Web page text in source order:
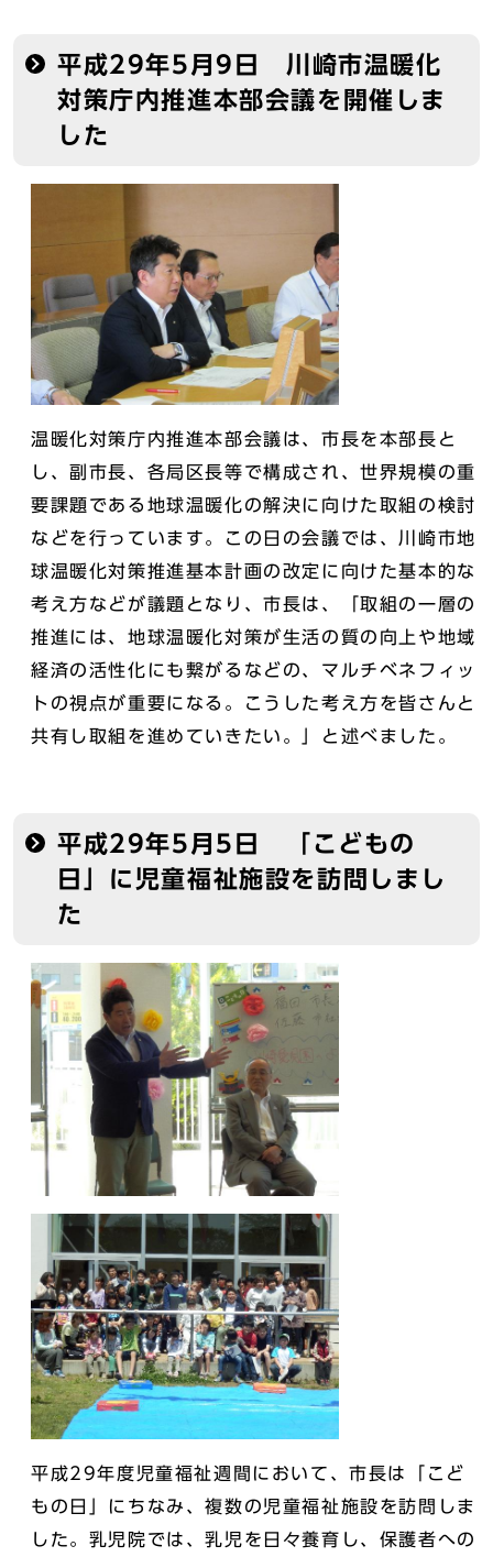
平成29年5月9日 川崎市温暖化
対策庁内推進本部会議を開催しま
した
温暖化対策庁内推進本部会議は、市長を本部長と
し、副市長、各局区長等で構成され、世界規模の重
要課題である地球温暖化の解決に向けた取組の検討
などを行っています。この日の会議では、川崎市地
球温暖化対策推進基本計画の改定に向けた基本的な
考え方などが議題となり、市長は、「取組の一層の
推進には、地球温暖化対策が生活の質の向上や地域
経済の活性化にも繋がるなどの、マルチベネフィッ
トの視点が重要になる。こうした考え方を皆さんと
共有し取組を進めていきたい。」と述べました。
平成29年5月5日 「こどもの
日」に児童福祉施設を訪問しまし
た
平成29年度児童福祉週間において、市長は「こど
もの日」にちなみ、複数の児童福祉施設を訪問しま
した。乳児院では、乳児を日々養育し、保護者への